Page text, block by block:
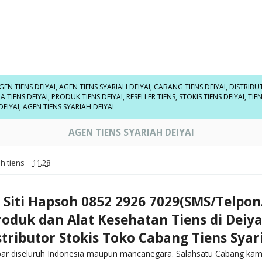
TIENS DEIYAI,AGEN TIENS SYARIAH DEIYAI, CABANG TIENS DEIYAI,
TIENS DEIYAI, PRODUK TIENS DEIYAI, RESELLER TIENS, STOKIS TIENS DEIYAI,
,AGEN TIENS SYARIAH DEIYAI
AGEN TIENS SYARIAH DEIYAI
tiens 11.28
Hapsoh 0852 2926 7029(SMS/
dan Alat Kesehatan Tiens di
Stokis Toko Cabang Tiens
diseluruh Indonesia maupun mancanegara. Salahsatu Cabang